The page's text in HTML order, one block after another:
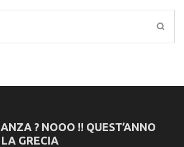
? NOOO !! QUEST’ANNO
GRECIA